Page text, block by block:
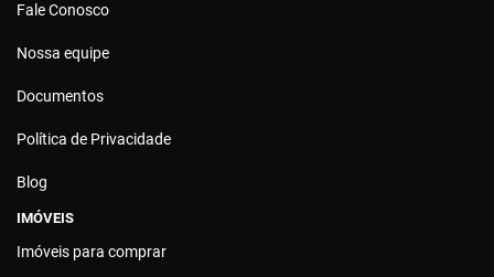
Fale Conosco
Nossa equipe
Documentos
Política de Privacidade
Blog
IMÓVEIS
Imóveis para comprar